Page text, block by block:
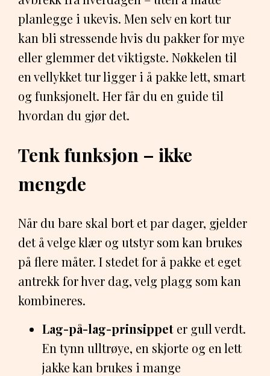
planlegge i ukevis. Men selv en kort tur
kan bli stressende hvis du pakker for mye
eller glemmer det viktigste. Nøkkelen til
en vellykket tur ligger i å pakke lett, smart
og funksjonelt. Her får du en guide til
hvordan du gjør det.
Tenk funksjon – ikke
mengde
Når du bare skal bort et par dager, gjelder
det å velge klær og utstyr som kan brukes
på flere måter. I stedet for å pakke et eget
antrekk for hver dag, velg plagg som kan
kombineres.
Lag-på-lag-prinsippet er gull verdt.
En tynn ulltrøye, en skjorte og en lett
jakke kan brukes i mange